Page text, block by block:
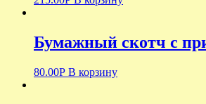
Бумажный скотч с
80.00Р В корзину